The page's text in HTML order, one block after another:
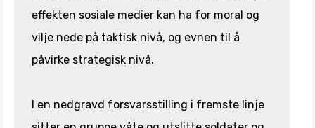
effekten sosiale medier kan ha for moral og
vilje nede på taktisk nivå, og evnen til å
påvirke strategisk nivå.
I en nedgravd forsvarsstilling i fremste linje